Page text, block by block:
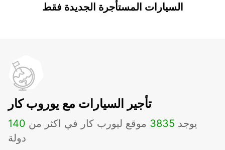
السيارات المستأجرة الجديدة فقط
تأجير السيارات مع يوروب كار
يوجد 3835 موقع ليورب كار في اكثر من 140
دولة